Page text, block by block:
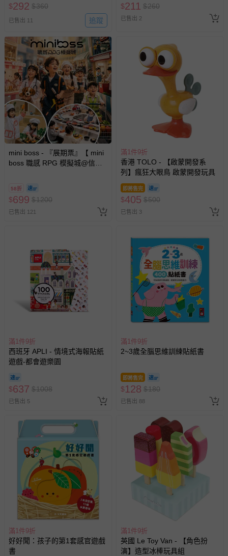
$292 $360
已售出 11 追蹤
$211 $260
已售出 2
mini boss - 『展期票』【 mini
boss 職感 RPG 模擬城@信義
換，依現場梯次安排入場，逾
期作廢) (兒童票(2歲以上)贈一
名陪伴成人)
58折
$699 $1200
已售出 121
滿1件9折
香港 TOLO - 【啟蒙開發系
列】瘋狂大眼鳥 啟蒙開發玩具
即將售完
$405 $500
已售出 3
滿1件9折
西班牙 APLI - 情境式海報貼紙
遊戲-都會遊樂園
$637 $1008
已售出 5
滿1件9折
2~3歲全腦思維訓練貼紙書
即將售完
$128 $180
已售出 88
滿1件9折
好好聞：孩子的第1套感官遊戲
書
滿1件9折
英國 Le Toy Van - 【角色扮
演】造型冰棒玩具組